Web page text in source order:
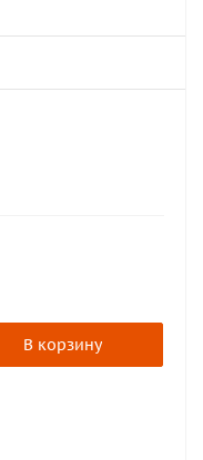
В корзину